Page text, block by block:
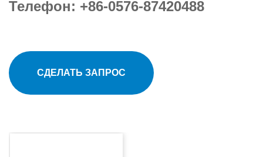
Телефон: +86-0576-87420488
СДЕЛАТЬ ЗАПРОС